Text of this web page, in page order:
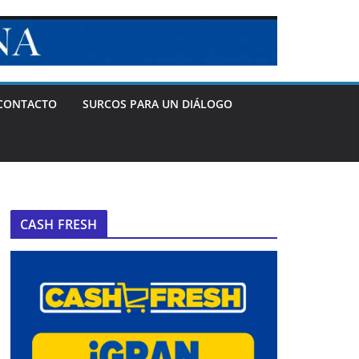
SURCOS PARA UN DIÁLOGO
CASH FRESH